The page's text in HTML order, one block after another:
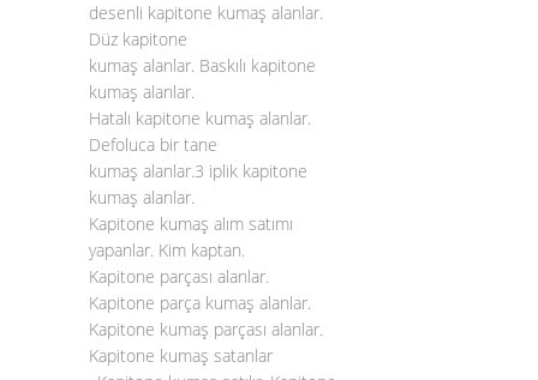
desenli kapitone kumaş alanlar.
Düz kapitone
kumaş alanlar. Baskılı kapitone
kumaş alanlar.
Hatalı kapitone kumaş alanlar.
Defoluca bir tane
kumaş alanlar.3 iplik kapitone
kumaş alanlar.
Kapitone kumaş alım satımı
yapanlar. Kim kaptan.
Kapitone parçası alanlar.
Kapitone parça kumaş alanlar.
Kapitone kumaş parçası alanlar.
Kapitone kumaş satanlar